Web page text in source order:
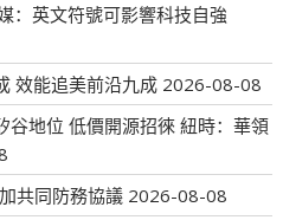
：英文符號可影響科技自強
效能追美前沿九成 2026-08-08
谷地位 低價開源招徠 紐時：華領
共同防務協議 2026-08-08